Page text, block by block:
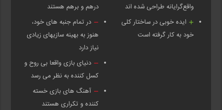
واقع‌گرایانه طراحی شده اند
ایده خوبی در ساختار کلی
خود به کار گرفته است
درهم و برهم هستند
در تمام جنبه های خود،
هنوز به بهینه سازیهای زیادی
نیاز دارد
دنیای بازی واقعا بی روح و
کسل کننده به نظر می رسد
آهنگ های بازی خسته
کننده و تکراری هستند